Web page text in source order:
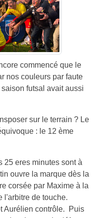
commencé que le
nos couleurs par faute
futsal avait aussi
sur le terrain ? Le
: le 12 ème
25 eres minutes sont à
ouvre la marque dès la
corsée par Maxime à la
l'arbitre de touche.
Aurélien contrôle. Puis